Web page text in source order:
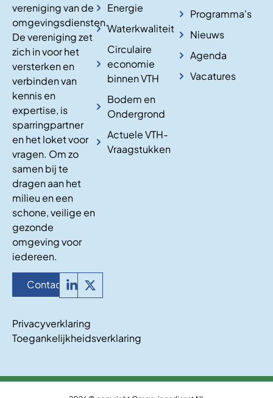
vereniging van de
omgevingsdiensten.
De vereniging zet
zich in voor het
versterken en
verbinden van
kennis en
expertise, is
sparringpartner
en het loket voor
vragen. Om zo
samen bij te
dragen aan het
milieu en een
schone, veilige en
gezonde
omgeving voor
iedereen.
Contact
Energie
Waterkwaliteit
Circulaire
economie
binnen VTH
Bodem en
Ondergrond
Actuele VTH-
Vraagstukken
Programma's
Nieuws
Agenda
Vacatures
Privacyverklaring
Toegankelijkheidsverklaring